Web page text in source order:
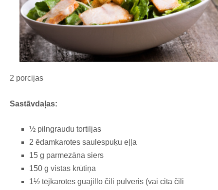
2 porcijas
Sastāvdaļas:
½ pilngraudu tortiljas
2 ēdamkarotes saulespuķu eļļa
15 g parmezāna siers
150 g vistas krūtiņa
1½ tējkarotes guajillo čili pulveris (vai cita čili